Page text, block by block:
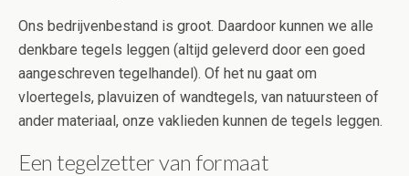
Ons bedrijvenbestand is groot. Daardoor kunnen we alle
denkbare tegels leggen (altijd geleverd door een goed
aangeschreven tegelhandel). Of het nu gaat om
vloertegels, plavuizen of wandtegels, van natuursteen of
ander materiaal, onze vaklieden kunnen de tegels leggen.
Een tegelzetter van formaat